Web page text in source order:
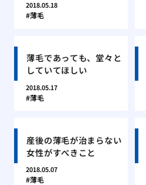
2018.05.18
薄毛
薄毛であっても、堂々と
していてほしい
2018.05.17
薄毛
産後の薄毛が治まらない
女性がすべきこと
2018.05.07
薄毛